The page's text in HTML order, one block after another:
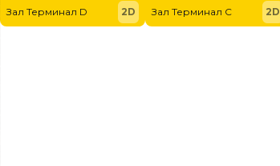
Зал Терминал D
2D
Зал Терминал C
2D